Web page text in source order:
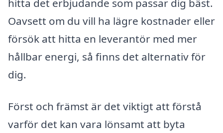
hitta det erbjudande som passar dig bäst.
Oavsett om du vill ha lägre kostnader eller
försök att hitta en leverantör med mer
hållbar energi, så finns det alternativ för
dig.
Först och främst är det viktigt att förstå
varför det kan vara lönsamt att byta